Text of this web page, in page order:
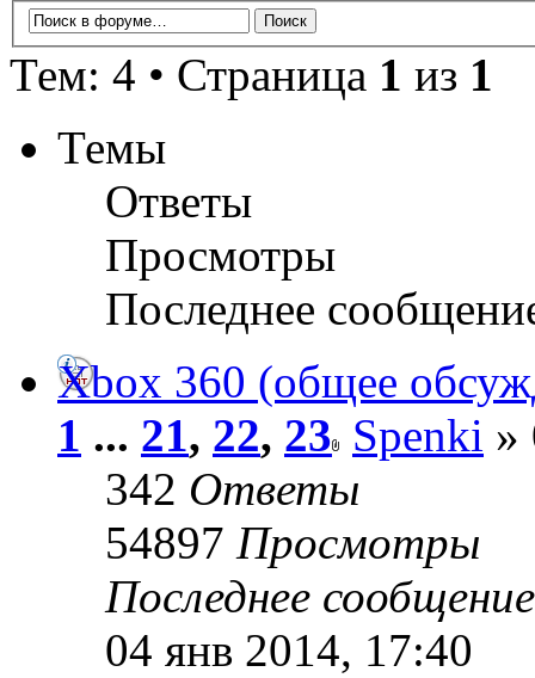
Тем: 4 • Страница 1 из 1
Темы
Ответы
Просмотры
Последнее
Xbox 360 (общее
1 ... 21, 22, 23 Spenki »
342 Ответы
54897 Просмотры
Последнее
04 янв 2014, 17:40